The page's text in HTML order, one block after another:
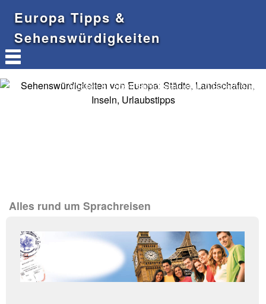
Europa Tipps &
Sehenswürdigkeiten
Arbeiten & Leben, Sprachschulen und Sprachferien
Alles rund um Sprachreisen